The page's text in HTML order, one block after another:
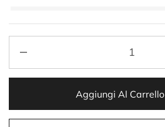
Aggiungi Al Carrello